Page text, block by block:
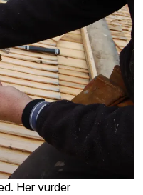
Her vurder